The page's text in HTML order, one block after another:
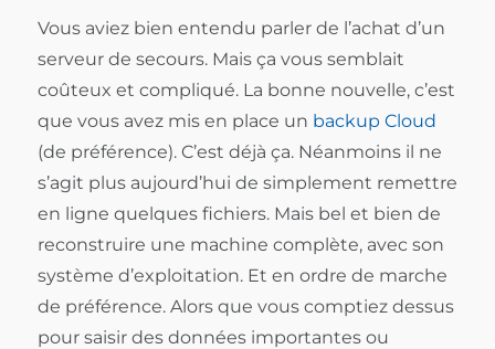
Vous aviez bien entendu parler de l’achat d’un
serveur de secours. Mais ça vous semblait
coûteux et compliqué. La bonne nouvelle, c’est
que vous avez mis en place un backup Cloud
(de préférence). C’est déjà ça. Néanmoins il ne
s’agit plus aujourd’hui de simplement remettre
en ligne quelques fichiers. Mais bel et bien de
reconstruire une machine complète, avec son
système d’exploitation. Et en ordre de marche
de préférence. Alors que vous comptiez dessus
pour saisir des données importantes ou